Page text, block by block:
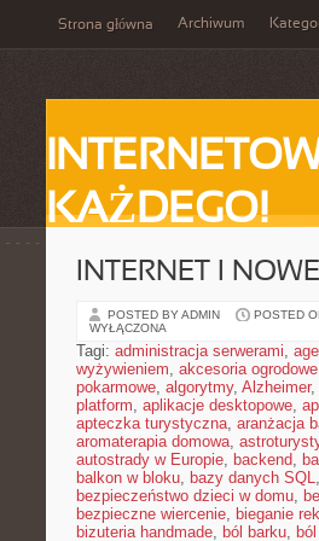
Strona główna Archiwum
KAŻDEGO!
INTERNET I
POSTED BY ADMIN POSTED
WYŁĄCZONA
Tagi: administracja serwerami,
wyżywieniem, akcesoria ogrodowe
pokarmowe, algorytmy, Alzheimer,
platform, aplikacje desktopowe,
apteczka turystyczna, aranżacja
aromaterapia domowa,
autostrady w Europie, backend,
balkon w bloku, bazy danych SQL,
bezpieczeństwo dzieci w domu,
bezpieczne wiercenie, bieganie
bizuteria handmade, ból barku,